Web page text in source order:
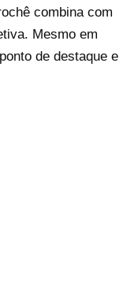
combina com
Mesmo em
de destaque e